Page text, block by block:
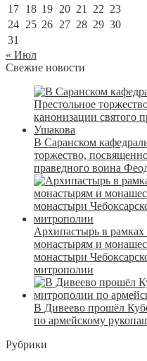
17 18 19 20 21 22 23
24 25 26 27 28 29 30
31
« Июл
Свежие новости
В Саранском
торжество,
праведного воина
Архипастырь в
монастырям и
монастыри
митрополии
В Дивеево прошёл
по армейскому
Рубрики